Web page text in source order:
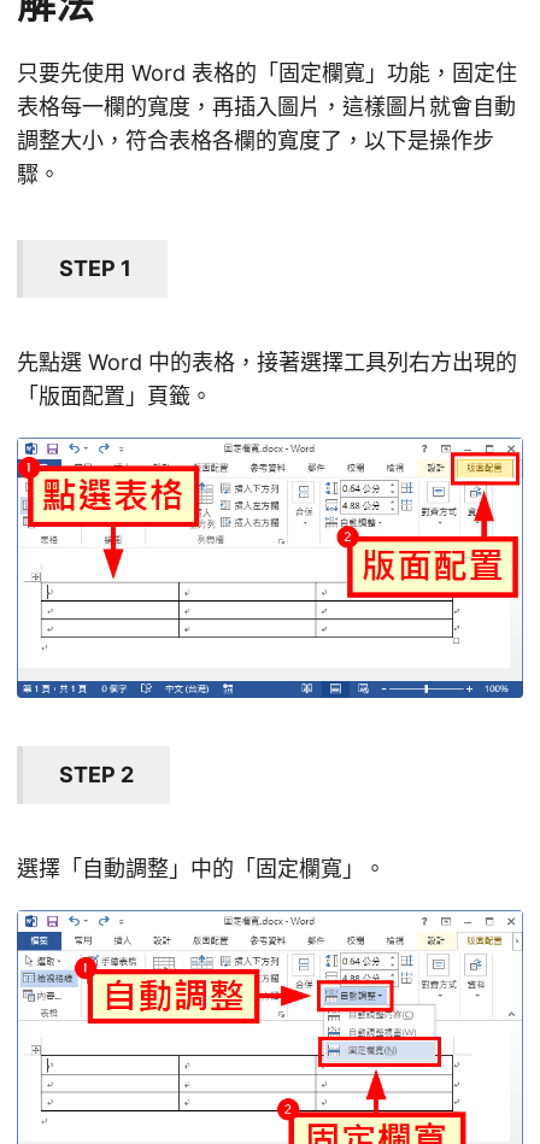
只要先使用 Word 表格的「固定欄寬」功能，固定住
表格每一欄的寬度，再插入圖片，這樣圖片就會自動
調整大小，符合表格各欄的寬度了，以下是操作步
驟。
STEP 1
先點選 Word 中的表格，接著選擇工具列右方出現的
「版面配置」頁籤。
STEP 2
選擇「自動調整」中的「固定欄寬」。